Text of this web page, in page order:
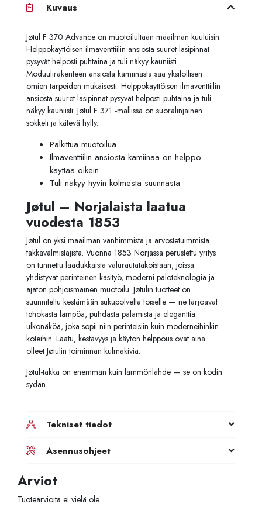
Kuvaus
Jøtul F 370 Advance on muotoilultaan maailman kuuluisin.
Helppokäyttöisen ilmaventtiilin ansiosta suuret lasipinnat
pysyvät helposti puhtaina ja tuli näkyy kauniisti.
Moduulirakenteen ansiosta kamiinasta saa yksilöllisen
omien tarpeiden mukaisesti. Helppokäyttöisen ilmaventtiilin
ansiosta suuret lasipinnat pysyvät helposti puhtaina ja tuli
näkyy kauniisti. Jøtul F 371 -mallissa on suoralinjainen
sokkeli ja kätevä hylly.
Palkittua muotoilua
Ilmaventtiilin ansiosta kamiinaa on helppo
käyttää oikein
Tuli näkyy hyvin kolmesta suunnasta
Jøtul – Norjalaista laatua
vuodesta 1853
Jøtul on yksi maailman vanhimmista ja arvostetuimmista
takkavalmistajista. Vuonna 1853 Norjassa perustettu yritys
on tunnettu laadukkaista valurautatakoistaan, joissa
yhdistyvät perinteinen käsityö, moderni paloteknologia ja
ajaton pohjoismainen muotoilu. Jøtulin tuotteet on
suunniteltu kestämään sukupolvelta toiselle — ne tarjoavat
tehokasta lämpöä, puhdasta palamista ja eleganttia
ulkonäköä, joka sopii niin perinteisiin kuin moderneihinkin
koteihin. Laatu, kestävyys ja käytön helppous ovat aina
olleet Jøtulin toiminnan kulmakiviä.
Jøtul-takka on enemmän kuin lämmönlähde — se on kodin
sydän.
Tekniset tiedot
Asennusohjeet
Arviot
Tuotearvioita ei vielä ole.